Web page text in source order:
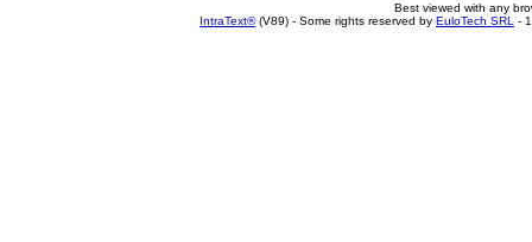
Best viewed with any
IntraText®(V89) - Some rights reserved by EuloTech SRL -